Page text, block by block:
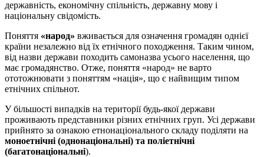
державність, економічну спільність, державну мову і
національну свідомість.
Поняття «народ» вживається для означення громадян однієї
країни незалежно від їх етнічного походження. Таким чином,
від назви держави походить самоназва усього населення, що
має громадянство. Отже, поняття «народ» не варто
ототожнювати з поняттям «нація», що є найвищим типом
етнічних спільнот.
У більшості випадків на території будь-якої держави
проживають представники різних етнічних груп. Усі держави
прийнято за ознакою етнонаціонального складу поділяти на
моноетнічні (однонаціональні) та поліетнічні
(багатонаціональні).